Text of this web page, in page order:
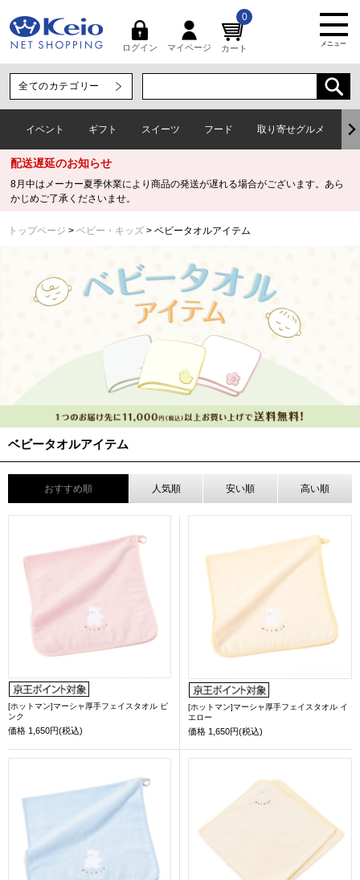
ログイン マイページ カート
0
メニュー
イベント ギフト スイーツ フード 取り寄せグルメ
配送遅延のお知らせ
8月中はメーカー夏季休業により商品の発送が遅れる場合がございます。あら
かじめご了承くださいませ。
トップページ ベビー・キッズ ベビータオルアイテム
ベビータオルアイテム
おすすめ順 人気順 安い順 高い順
[ホットマン]マーシャ厚手フェイスタオル ピ
ンク
価格 1,650円(税込)
[ホットマン]マーシャ厚手フェイスタオル イ
エロー
価格 1,650円(税込)